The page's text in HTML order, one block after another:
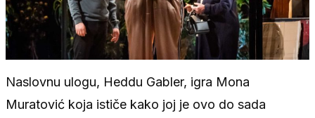
Naslovnu ulogu, Heddu Gabler, igra Mona
Muratović koja ističe kako joj je ovo do sada